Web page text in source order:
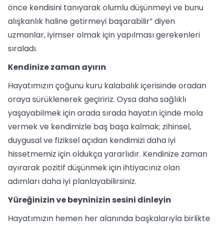
önce kendisini tanıyarak olumlu düşünmeyi ve bunu
alışkanlık haline getirmeyi başarabilir” diyen
uzmanlar, iyimser olmak için yapılması gerekenleri
sıraladı.
Kendinize zaman ayırın
Hayatımızın çoğunu kuru kalabalık içerisinde oradan
oraya sürüklenerek geçiririz. Oysa daha sağlıklı
yaşayabilmek için arada sırada hayatın içinde mola
vermek ve kendimizle baş başa kalmak; zihinsel,
duygusal ve fiziksel açıdan kendimizi daha iyi
hissetmemiz için oldukça yararlıdır. Kendinize zaman
ayırarak pozitif düşünmek için ihtiyacınız olan
adımları daha iyi planlayabilirsiniz.
Yüreğinizin ve beyninizin sesini dinleyin
Hayatımızın hemen her alanında başkalarıyla birlikte